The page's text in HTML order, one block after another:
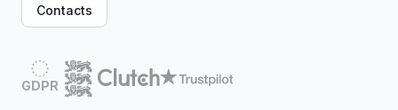
Contacts
GDPR